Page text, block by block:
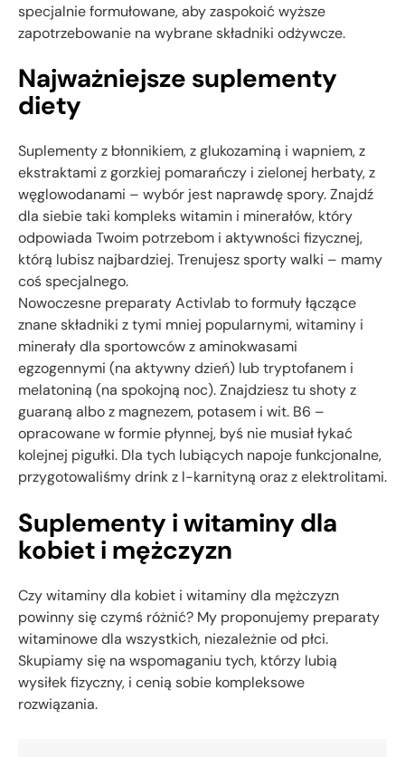
specjalnie formułowane, aby zaspokoić wyższe
zapotrzebowanie na wybrane składniki odżywcze.
Najważniejsze suplementy
diety
Suplementy z błonnikiem, z glukozaminą i wapniem, z
ekstraktami z gorzkiej pomarańczy i zielonej herbaty, z
węglowodanami – wybór jest naprawdę spory. Znajdź
dla siebie taki kompleks witamin i minerałów, który
odpowiada Twoim potrzebom i aktywności fizycznej,
którą lubisz najbardziej. Trenujesz sporty walki – mamy
coś specjalnego.
Nowoczesne preparaty Activlab to formuły łączące
znane składniki z tymi mniej popularnymi, witaminy i
minerały dla sportowców z aminokwasami
egzogennymi (na aktywny dzień) lub tryptofanem i
melatoniną (na spokojną noc). Znajdziesz tu shoty z
guaraną albo z magnezem, potasem i wit. B6 –
opracowane w formie płynnej, byś nie musiał łykać
kolejnej pigułki. Dla tych lubiących napoje funkcjonalne,
przygotowaliśmy drink z l-karnityną oraz z elektrolitami.
Suplementy i witaminy dla
kobiet i mężczyzn
Czy witaminy dla kobiet i witaminy dla mężczyzn
powinny się czymś różnić? My proponujemy preparaty
witaminowe dla wszystkich, niezależnie od płci.
Skupiamy się na wspomaganiu tych, którzy lubią
wysiłek fizyczny, i cenią sobie kompleksowe
rozwiązania.